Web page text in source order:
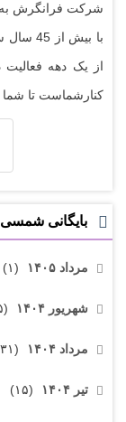
شرکت فرانگرش به
با بيش
از يک دهه
کنارشماست تا شما
بایگانی شمسی
مرداد ۱۴۰۵ (۱)
شهریور ۱۴۰۴ (۲۵)
مرداد ۱۴۰۴ (۳۱)
تیر ۱۴۰۴ (۱۵)